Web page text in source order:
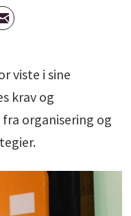
viste i sine
krav og
organisering og